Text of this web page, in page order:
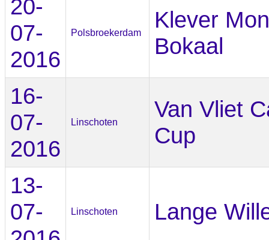
20-
07-
2016
Polsbroekerdam
Klever
Bokaal
16-
07-
2016
Linschoten
Van Vliet
Cup
13-
07-
Linschoten Lange